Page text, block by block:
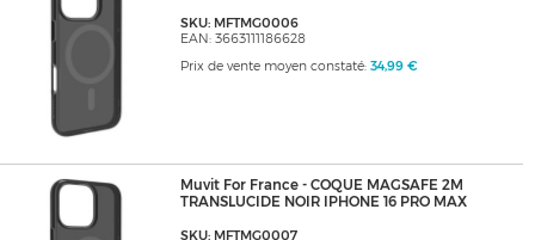
SKU: MFTMG0006
EAN: 3663111186628
Prix de vente moyen constaté: 34,99 €
Muvit For France - COQUE MAGSAFE 2M
TRANSLUCIDE NOIR IPHONE 16 PRO MAX
SKU: MFTMG0007